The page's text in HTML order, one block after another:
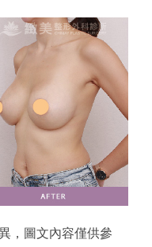
，圖文內容僅供參